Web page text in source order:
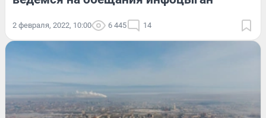
2 февраля, 2022, 10:00 6 445 14